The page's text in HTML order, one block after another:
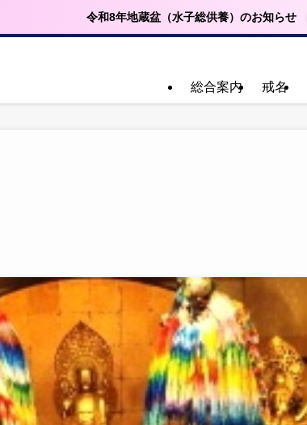
令和8年地蔵盆（水子総供養）のお知らせ
総合案内 戒名